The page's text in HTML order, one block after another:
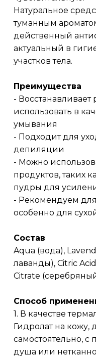
Натуральное
туманным
действенный
актуальный в
участков тела.
Преимущества
-
использовать в
умывания
- Подходит для
депиляции
- Можно
продуктов, таких
пудры для
- Рекомендуем
особенно для
Состав
Aqua (вода),
лаванды), Citric
Citrate
Способ
1. В качестве
Гидролат на кожу,
самостоятельно,
душа или